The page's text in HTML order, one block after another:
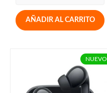
AÑADIR AL CARRITO
NUEVO